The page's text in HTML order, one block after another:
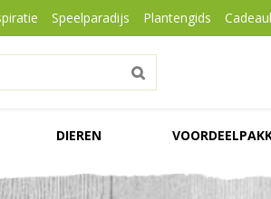
Speelparadijs Plantengids
DIEREN